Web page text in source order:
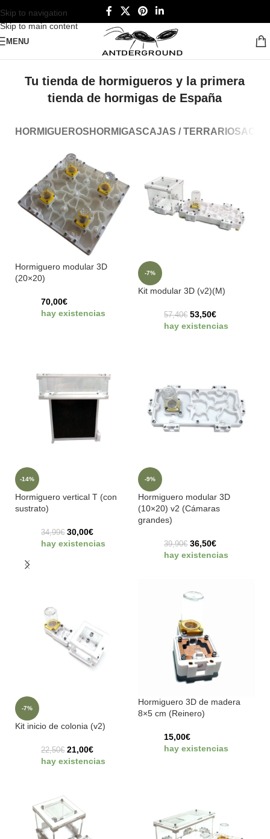
Skip to navigation
Skip to main content
MENU
Tu tienda de hormigueros y la primera
tienda de hormigas de España
HORMIGUEROS HORMIGASCAJAS / TERRARIOS
Hormiguero modular 3D
(20×20)
70,00€
hay existencias
-7%
Kit modular 3D (v2)(M)
57,40€ 53,50€
hay existencias
-14%
Hormiguero vertical T (con
sustrato)
34,99€ 30,00€
hay existencias
-9%
Hormiguero modular 3D
(10×20) v2 (Cámaras
grandes)
39,90€ 36,50€
hay existencias
-7%
Kit inicio de colonia (v2)
22,50€ 21,00€
hay existencias
Hormiguero 3D de madera
8×5 cm (Reinero)
15,00€
hay existencias